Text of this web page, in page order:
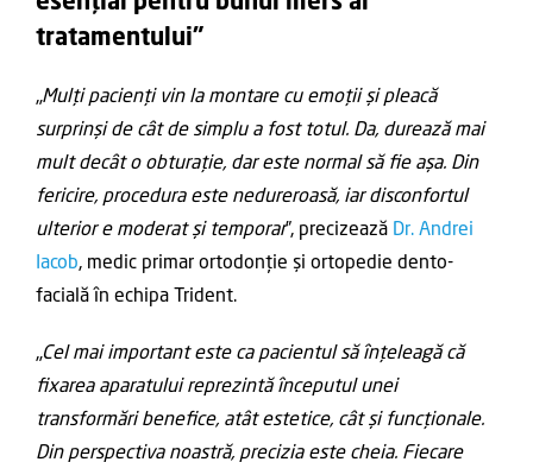
tratamentului”
„Mulți pacienți vin la montare cu emoții și pleacă
surprinși de cât de simplu a fost totul. Da, durează mai
mult decât o obturație, dar este normal să fie așa. Din
fericire, procedura este nedureroasă, iar disconfortul
ulterior e moderat și temporar”, precizează Dr. Andrei
Iacob, medic primar ortodonție și ortopedie dento-
facială în echipa Trident.
„Cel mai important este ca pacientul să înțeleagă că
fixarea aparatului reprezintă începutul unei
transformări benefice, atât estetice, cât și funcționale.
Din perspectiva noastră, precizia este cheia. Fiecare